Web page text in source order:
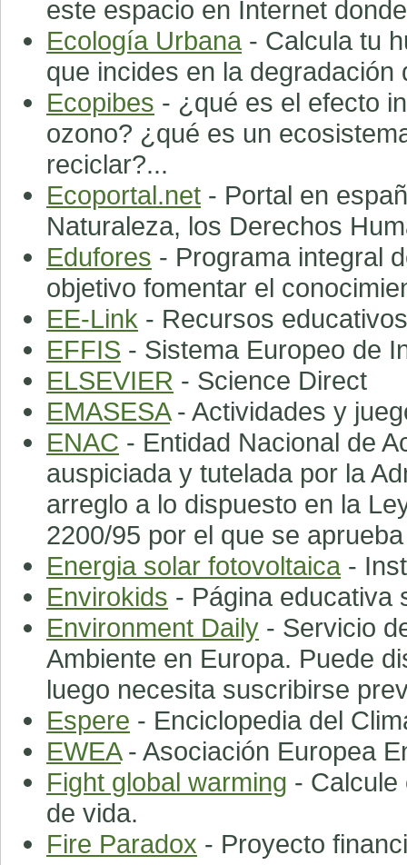
este espacio en Internet
Ecología Urbana - Calcula tu
que incides en la degradación
Ecopibes - ¿qué es el efecto
ozono? ¿qué es un
reciclar?...
Ecoportal.net - Portal en
Naturaleza, los Derechos
Edufores - Programa integral
objetivo fomentar el
EE-Link - Recursos
EFFIS - Sistema Europeo de
ELSEVIER - Science Direct
EMASESA- Actividades y
ENAC - Entidad Nacional de
auspiciada y tutelada por la
arreglo a lo dispuesto en la
2200/95 por el que se
Energia solar fotovoltaica -
Envirokids - Página educativa
Environment Daily - Servicio
Ambiente en Europa. Puede
luego necesita suscribirse
Espere - Enciclopedia del
EWEA- Asociación Europea
Fight global warming - Calcule
de vida.
Fire Paradox - Proyecto